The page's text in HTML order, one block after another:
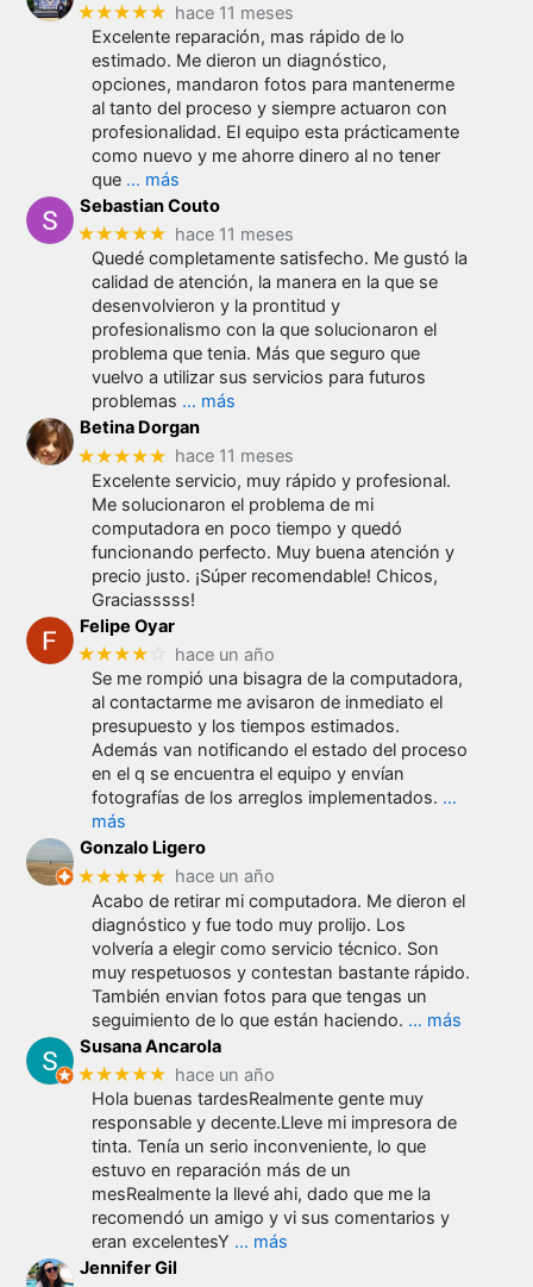
★★★★★ hace 11 meses
Excelente reparación, mas rápido de lo
estimado. Me dieron un diagnóstico,
opciones, mandaron fotos para mantenerme
al tanto del proceso y siempre actuaron con
profesionalidad. El equipo esta prácticamente
como nuevo y me ahorre dinero al no tener
que … más
Sebastian Couto
★★★★★ hace 11 meses
Quedé completamente satisfecho. Me gustó la
calidad de atención, la manera en la que se
desenvolvieron y la prontitud y
profesionalismo con la que solucionaron el
problema que tenia. Más que seguro que
vuelvo a utilizar sus servicios para futuros
problemas … más
Betina Dorgan
★★★★★ hace 11 meses
Excelente servicio, muy rápido y profesional.
Me solucionaron el problema de mi
computadora en poco tiempo y quedó
funcionando perfecto. Muy buena atención y
precio justo. ¡Súper recomendable! Chicos,
Graciasssss!
Felipe Oyar
★★★★ ☆
hace un año
Se me rompió una bisagra de la computadora,
al contactarme me avisaron de inmediato el
presupuesto y los tiempos estimados.
Además van notificando el estado del proceso
en el q se encuentra el equipo y envían
fotografías de los arreglos implementados. …
más
Gonzalo Ligero
★★★★★ hace un año
Acabo de retirar mi computadora. Me dieron el
diagnóstico y fue todo muy prolijo. Los
volvería a elegir como servicio técnico. Son
muy respetuosos y contestan bastante rápido.
También envian fotos para que tengas un
seguimiento de lo que están haciendo. … más
Susana Ancarola
★★★★★ hace un año
Hola buenas tardesRealmente gente muy
responsable y decente.Lleve mi impresora de
tinta. Tenía un serio inconveniente, lo que
estuvo en reparación más de un
mesRealmente la llevé ahi, dado que me la
recomendó un amigo y vi sus comentarios y
eran excelentesY … más
Jennifer Gil